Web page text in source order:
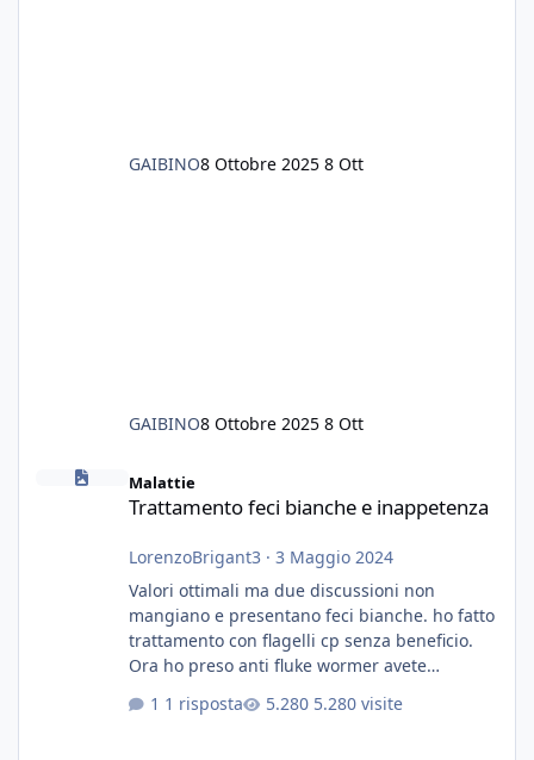
GAIBINO8 Ottobre 2025 8 Ott
GAIBINO8 Ottobre 2025 8 Ott
Trattamento feci bianche e inappetenza
Malattie
Trattamento feci bianche e inappetenza
LorenzoBrigant3 · 3 Maggio 2024
Valori ottimali ma due discussioni non
mangiano e presentano feci bianche. ho fatto
trattamento con flagelli cp senza beneficio.
Ora ho preso anti fluke wormer avete
sostanza
1 risposta 5.280 visite